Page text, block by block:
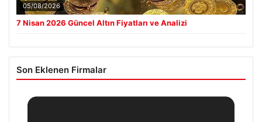
05/08/2026
7 Nisan 2026 Güncel Altın Fiyatları ve Analizi
Son Eklenen Firmalar